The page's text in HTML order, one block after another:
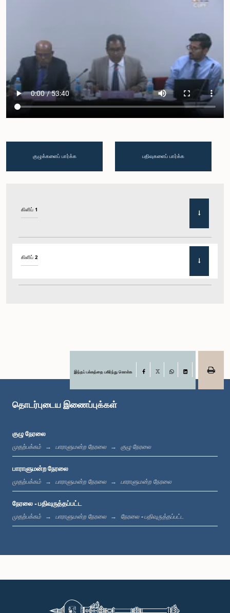
குழுக்களைப் பார்க்க பதிவுகளைப் பார்க்க
கிளிப் 1
கிளிப் 2
இந்தப் பக்கத்தை பகிர்ந்து கொள்க Facebook
LinkedIn
தொடர்புடைய இணைப்புக்கள்
குழு நேரலை
முதற்பக்கம் பாராளுமன்ற நேரலை குழு நேரலை
பாராளுமன்ற நேரலை
முதற்பக்கம் பாராளுமன்ற நேரலை பாராளுமன்ற நேரலை
நேரலை - பதிவுருத்தப்பட்ட
முதற்பக்கம் பாராளுமன்ற நேரலை நேரலை - பதிவுருத்தப்பட்ட